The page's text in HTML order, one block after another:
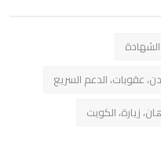
الشهادة
عقوبات، الدعم السريع
زيارة، الكويت